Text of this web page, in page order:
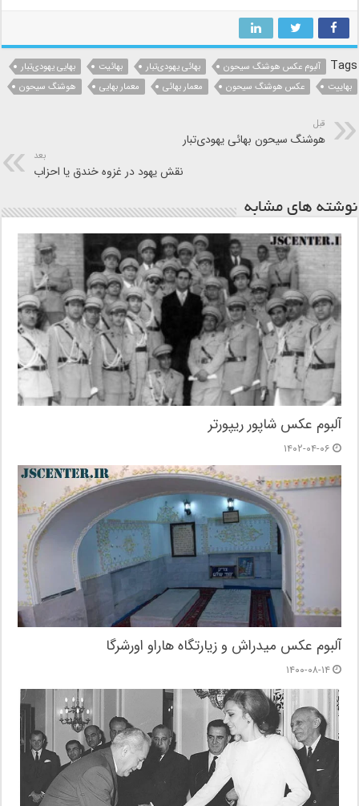
Tags آلبوم عکس هوشنگ سیحون بهائی یهودی‌تبار بهائیت
بهایی یهودی‌تبار
بهاییت
عکس هوشنگ سیحون معمار بهائی معمار بهایی هوشنگ سیحون
قبل
هوشنگ سیحون بهائی یهودی‌تبار
بعد
نقش یهود در غزوه خندق یا احزاب
نوشته های مشابه
آلبوم عکس شاپور ریپورتر
۱۴۰۲-۰۴-۰۶
آلبوم عکس میدراش و زیارتگاه هاراو اورشرگا
۱۴۰۰-۰۸-۱۴